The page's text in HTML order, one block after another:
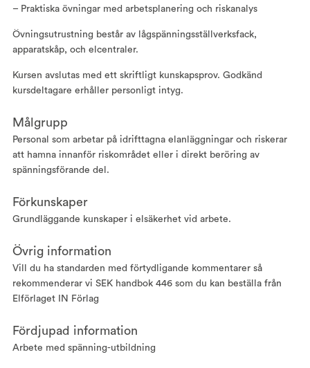
– Praktiska övningar med arbetsplanering och riskanalys
Övningsutrustning består av lågspänningsställverksfack,
apparatskåp, och elcentraler.
Kursen avslutas med ett skriftligt kunskapsprov. Godkänd
kursdeltagare erhåller personligt intyg.
Målgrupp
Personal som arbetar på idrifttagna elanläggningar och riskerar
att hamna innanför riskområdet eller i direkt beröring av
spänningsförande del.
Förkunskaper
Grundläggande kunskaper i elsäkerhet vid arbete.
Övrig information
Vill du ha standarden med förtydligande kommentarer så
rekommenderar vi SEK handbok 446 som du kan beställa från
Elförlaget IN Förlag
Fördjupad information
Arbete med spänning-utbildning